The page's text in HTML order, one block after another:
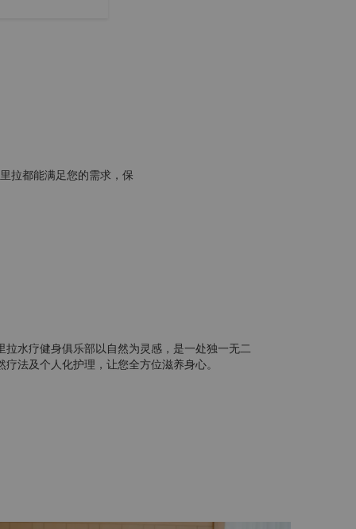
拉都能满足您的需求，保
拉水疗健身俱乐部以自然为灵感，是一处独一无二
法及个人化护理，让您全方位滋养身心。